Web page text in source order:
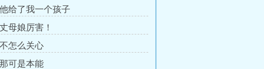
给了我一个孩子
母娘厉害！
怎么关心
可是本能